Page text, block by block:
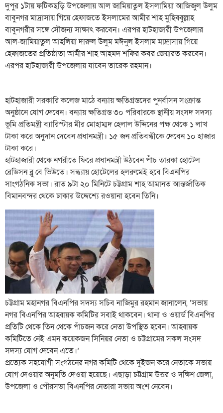
দুপুর ১টায় ফটিকছড়ি উপজেলায় আল জামিয়াতুল ইসলামিয়া আজিজুল উলুম
বাবুনগর মাদ্রাসায় গিয়ে হেফাজতে ইসলামের আমীর শাহ মুহিব্বুল্লাহ
বাবুনগরীর সঙ্গে সৌজন্য সাক্ষাৎ করবেন। এরপর হাটহাজারী উপজেলার
আল-জামিয়াতুল আহলিয়া দারুল উলুম মঈনুল ইসলাম মাদ্রাসায় গিয়ে
হেফাজতের প্রতিষ্ঠাতা আমীর শাহ আহমদ শফির কবর জেয়ারত করবেন।
এরপর হাটহাজারী উপজেলায় যাবেন তারেক রহমান।
হাটহাজারী সরকারি কলেজ মাঠে বন্যায় ক্ষতিগ্রস্তদের পুনর্বাসন সংক্রান্ত
অনুষ্ঠানে যোগ দেবেন। বন্যায় ক্ষতিগ্রস্ত ৩০ পরিবারকে স্থানীয় সংসদ সদস্য
ভূমি প্রতিমন্ত্রী ব্যারিস্টার মীর মোহাম্মদ হেলাল উদ্দিনের পক্ষ থেকে ১ লাখ
টাকা করে অনুদান দেবেন প্রধানমন্ত্রী। ১৫ জন প্রতিবন্ধীকে দেবেন ১০ হাজার
টাকা করে।
হাটহাজারী থেকে নগরীতে ফিরে প্রধানমন্ত্রী উঠবেন পাঁচ তারকা হোটেল
রেডিসন ব্লু বে ভিউতে। সন্ধ্যায় হোটেলের হলরুমেই হবে বিএনপির
সাংগঠনিক সভা। রাত ৯টা ২০ মিনিটে চট্টগ্রাম শাহ আমানত আন্তর্জাতিক
বিমানবন্দর থেকে ঢাকার উদ্দেশ্যে রওয়ানা হবেন তিনি।
চট্টগ্রাম মহানগর বিএনপির সদস্য সচিব নাজিমুর রহমান জানালেন, ‘সভায়
নগর বিএনপির আহ্বায়ক কমিটির সবাই থাকবেন। থানা ও ওয়ার্ড বিএনপির
প্রতিটি থেকে তিন থেকে পাঁচজন করে নেতা উপস্থিত হবেন। আহ্বায়ক
কমিটিতে নেই এমন কয়েকজন সিনিয়র নেতা ও চট্টগ্রামের সকল সংসদ
সদস্য যোগ দেবেন এতে।’
প্রত্যেক সহযোগী সংগঠনের নগর কমিটি থেকে দুইজন করে নেতাকে সভায়
যোগ দেওয়ার অনুমতি দেওয়া হয়েছে। এছাড়া চট্টগ্রাম উত্তর ও দক্ষিণ জেলা,
উপজেলা ও পৌরসভা বিএনপির নেতারা সভায় অংশ নেবেন।